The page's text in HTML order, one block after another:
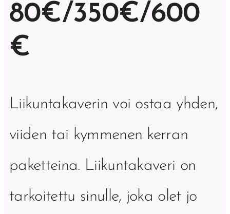
80€/350€/600
€
Liikuntakaverin voi ostaa yhden,
viiden tai kymmenen kerran
paketteina. Liikuntakaveri on
tarkoitettu sinulle, joka olet jo